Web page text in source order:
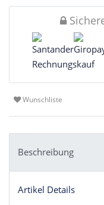
Wunschliste
Beschreibung
Artikel Details